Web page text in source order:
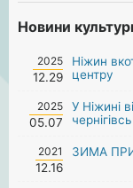
Новини
2025
12.29
Ніжин
центру
2025
05.07
У Ніжині
2021
12.16
ЗИМА